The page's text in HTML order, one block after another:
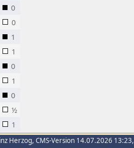
0
0
1
1
0
1
0
½
1
Herzog, CMS-Version 14.07.2026